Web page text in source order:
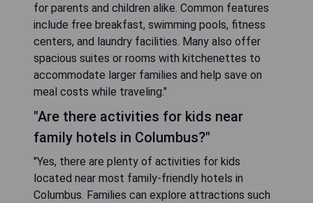
for parents and children alike. Common features
include free breakfast, swimming pools, fitness
centers, and laundry facilities. Many also offer
spacious suites or rooms with kitchenettes to
accommodate larger families and help save on
meal costs while traveling."
"Are there activities for kids near
family hotels in Columbus?"
"Yes, there are plenty of activities for kids
located near most family-friendly hotels in
Columbus. Families can explore attractions such